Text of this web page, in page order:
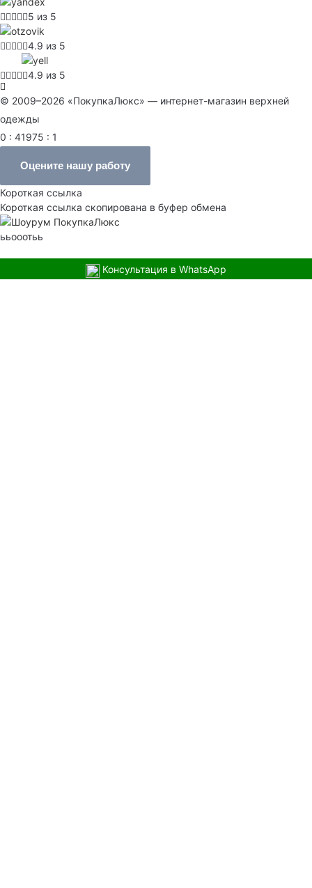
5 из 5
4.9 из 5
4.9 из 5
© 2009–2026 «ПокупкаЛюкс» — интернет-магазин верхней
одежды
0 : 41975 : 1
Оцените нашу работу
Короткая ссылка
Короткая ссылка скопирована в буфер обмена
ььооотьь
Консультация в WhatsApp